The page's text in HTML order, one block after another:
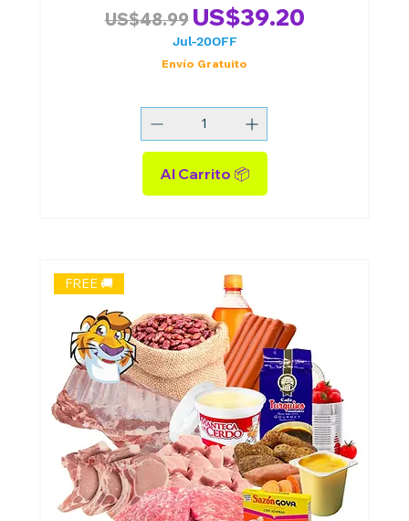
Precio
US$48.99 Precio de oferta
US$39.20
Jul-20OFF
Envío Gratuito
Al Carrito 📦
FREE 🚚